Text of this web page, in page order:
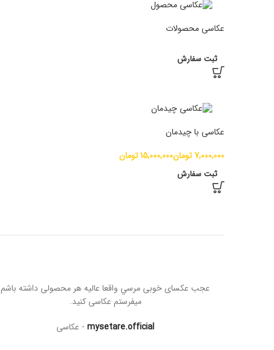
عکاسی محصولات
ثبت سفارش
عکاسی با چیدمان
تومان
تومان
ثبت سفارش
عجب عکسای خوبی مرسي واقعا عالیه هر محصولی داشته باشم
میفرستم عکاسی کنید.
mysetare.official
عکاسی